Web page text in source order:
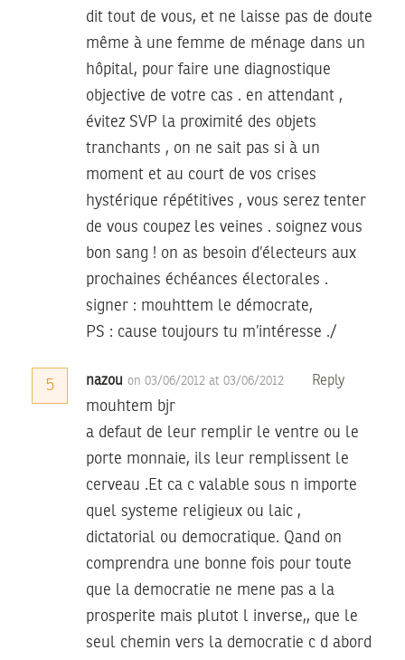
dit tout de vous, et ne laisse pas de doute
même à une femme de ménage dans un
hôpital, pour faire une diagnostique
objective de votre cas . en attendant ,
évitez SVP la proximité des objets
tranchants , on ne sait pas si à un
moment et au court de vos crises
hystérique répétitives , vous serez tenter
de vous coupez les veines . soignez vous
bon sang ! on as besoin d’électeurs aux
prochaines échéances électorales .
signer : mouhttem le démocrate,
PS : cause toujours tu m’intéresse ./
5 nazou on 03/06/2012 at 03/06/2012 Reply
mouhtem bjr
a defaut de leur remplir le ventre ou le
porte monnaie, ils leur remplissent le
cerveau .Et ca c valable sous n importe
quel systeme religieux ou laic ,
dictatorial ou democratique. Qand on
comprendra une bonne fois pour toute
que la democratie ne mene pas a la
prosperite mais plutot l inverse,, que le
seul chemin vers la democratie c d abord